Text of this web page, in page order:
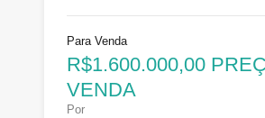
Para Venda
R$1.600.000,00
VENDA
Por